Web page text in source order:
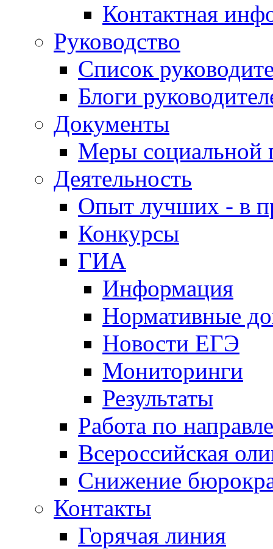
Контактная
Руководство
Список
Блоги
Документы
Меры социальной
Деятельность
Опыт лучших - в
Конкурсы
ГИА
Информация
Нормативные
Новости ЕГЭ
Мониторинги
Результаты
Работа по
Всероссийская
Снижение
Контакты
Горячая линия